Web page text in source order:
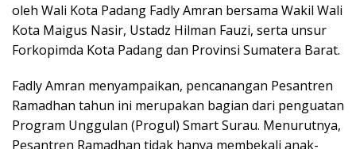
oleh Wali Kota Padang Fadly Amran bersama Wakil Wali
Kota Maigus Nasir, Ustadz Hilman Fauzi, serta unsur
Forkopimda Kota Padang dan Provinsi Sumatera Barat.
Fadly Amran menyampaikan, pencanangan Pesantren
Ramadhan tahun ini merupakan bagian dari penguatan
Program Unggulan (Progul) Smart Surau. Menurutnya,
Pesantren Ramadhan tidak hanya membekali anak-